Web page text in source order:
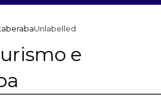
Unlabelled
e